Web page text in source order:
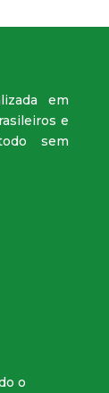
em
e
sem
o